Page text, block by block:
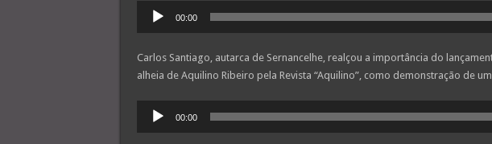
Reprodutor
00:00
Carlos Santiago, autarca de Sernancelhe, realçou a importância do
alheia de Aquilino Ribeiro pela Revista “Aquilino”, como demonstração de
Reprodutor
00:00